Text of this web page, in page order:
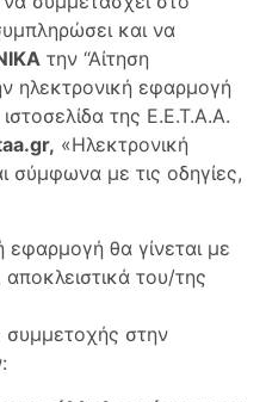
και να
την “Αίτηση
ηλεκτρονική εφαρμογή
της Ε.Ε.Τ.Α.Α.
«Ηλεκτρονική
σύμφωνα με τις οδηγίες,
εφαρμογή θα γίνεται με
του/της
συμμετοχής στην